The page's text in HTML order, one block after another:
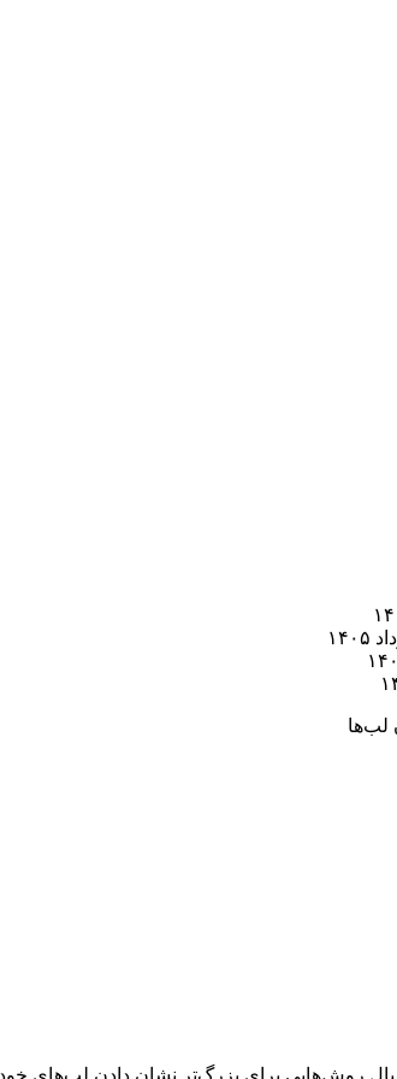
لب‌ها
روش‌هایی برای بزرگ‌تر نشان دادن لب‌های